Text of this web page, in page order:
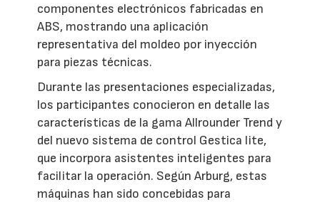
componentes electrónicos fabricadas en
ABS, mostrando una aplicación
representativa del moldeo por inyección
para piezas técnicas.
Durante las presentaciones especializadas,
los participantes conocieron en detalle las
características de la gama Allrounder Trend y
del nuevo sistema de control Gestica lite,
que incorpora asistentes inteligentes para
facilitar la operación. Según Arburg, estas
máquinas han sido concebidas para